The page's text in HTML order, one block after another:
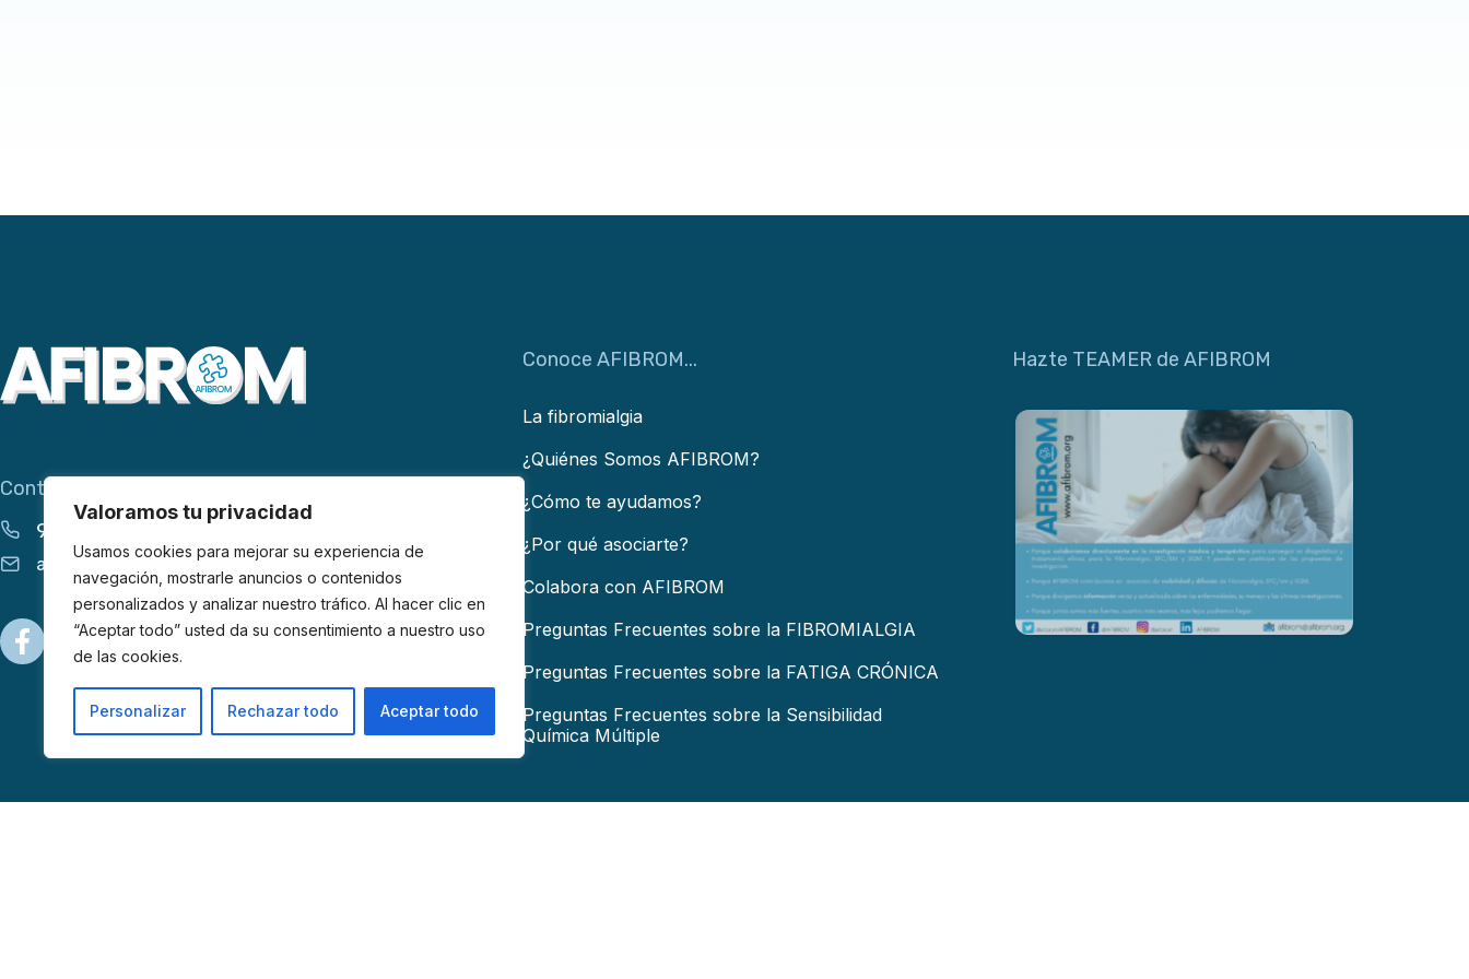
Valoramos tu privacidad
Usamos cookies para mejorar su experiencia de
navegación, mostrarle anuncios o contenidos
personalizados y analizar nuestro tráfico. Al hacer clic en
“Aceptar todo” usted da su consentimiento a nuestro uso
de las cookies.
Personalizar Rechazar todo Aceptar todo
Contacta con AFIBROM
913 555 627
apoyo@afibrom.org
Conoce AFIBROM...
La fibromialgia
¿Quiénes Somos AFIBROM?
¿Cómo te ayudamos?
¿Por qué asociarte?
Colabora con AFIBROM
Preguntas Frecuentes sobre la FIBROMIALGIA
Preguntas Frecuentes sobre la FATIGA CRÓNICA
Preguntas Frecuentes sobre la Sensibilidad
Química Múltiple
Hazte TEAMER de AFIBROM